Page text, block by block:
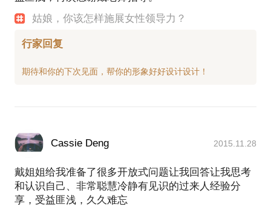
姑娘，你该怎样施展女性领导力？
行家回复
Cassie Deng 2015.11.28
戴姐姐给我准备了很多开放式问题让我回答让我思考
和认识自己、非常聪慧冷静有见识的过来人经验分
享，受益匪浅，久久难忘